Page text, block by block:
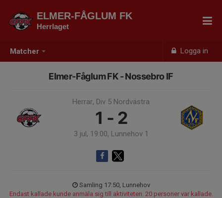
Matcher Logga in
ELMER-FÅGLUM FK
Herrlaget
Elmer-Fåglum FK - Nossebro IF
Herrar, Div 5 Nordvästra
1 - 2
3 jul, 19:00, Lunnehov 1
Samling 17:50, Lunnehov
Endast kallade kunde anmäla sig till aktiviteten. 20 personer var kallade.